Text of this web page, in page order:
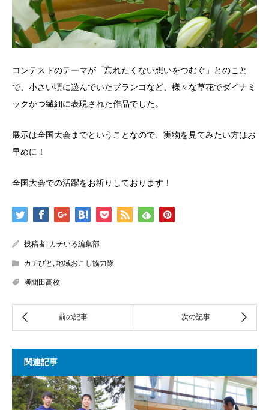
コンテストのテーマが「忘れたくない想いをつむぐ」とのこと
で、小さい頃に遊んでいたブランコなど、様々な草花でダイナミ
ックかつ繊細に表現された作品でした。
展示は全国大会までということなので、実物を見てみたい方はお
早めに！
全国大会での活躍をお祈りしております！
投稿者: カチいろ編集部
カチびと 地域おこし協力隊
勝間田高校
関連記事